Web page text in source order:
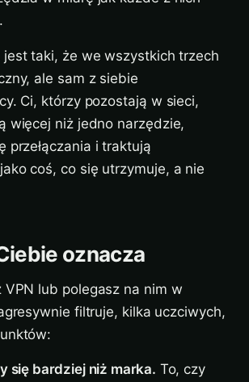
jest taki, że we wszystkich trzech
ale sam z siebie
Ci, którzy pozostają w sieci,
więcej niż jedno narzędzie,
przełączania i traktują
coś, co się utrzymuje, a nie
oznacza
lub polegasz na nim w
filtruje, kilka uczciwych,
się bardziej niż marka. To, czy